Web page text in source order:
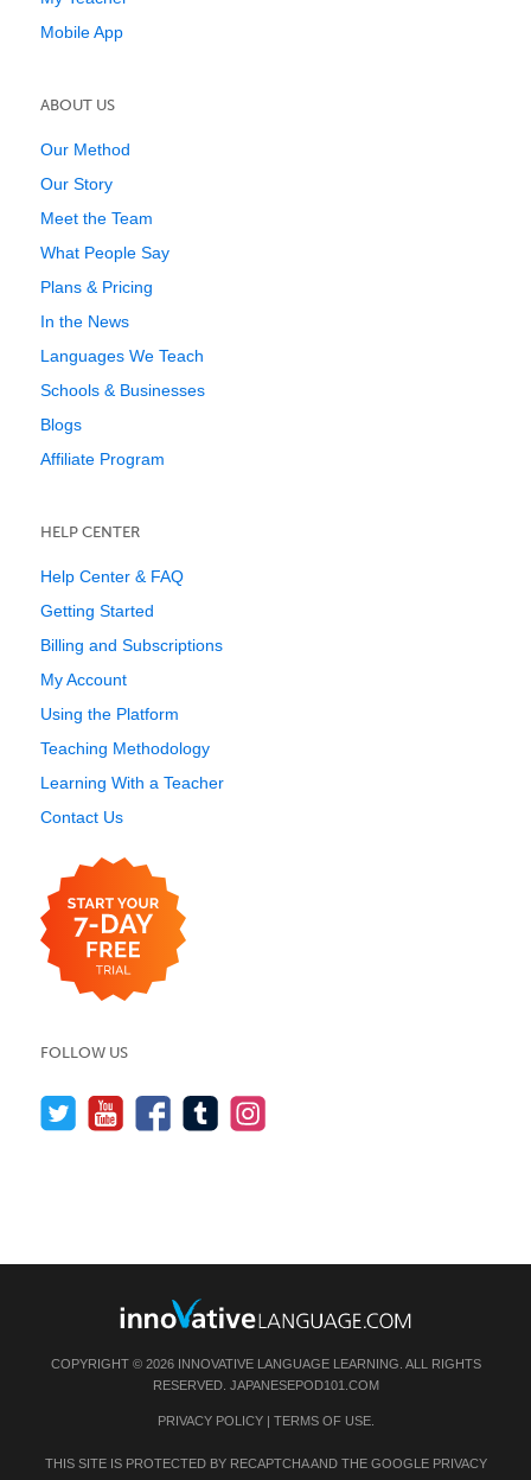
Mobile App
ABOUT US
Our Method
Our Story
Meet the Team
What People Say
Plans & Pricing
In the News
Languages We Teach
Schools & Businesses
Blogs
Affiliate Program
HELP CENTER
Help Center & FAQ
Getting Started
Billing and Subscriptions
My Account
Using the Platform
Teaching Methodology
Learning With a Teacher
Contact Us
FOLLOW US
COPYRIGHT © 2026 INNOVATIVE LANGUAGE LEARNING. ALL RIGHTS
RESERVED. JAPANESEPOD101.COM
PRIVACY POLICY| TERMS OF USE.
THIS SITE IS PROTECTED BY RECAPTCHA AND THE GOOGLE PRIVACY